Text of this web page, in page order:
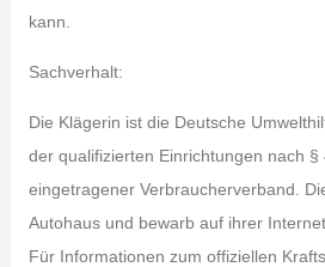
kann.
Sachverhalt:
Die Klägerin ist die Deutsche
der qualifizierten Einrichtungen nach §
eingetragener Verbraucherverband.
Autohaus und bewarb auf ihrer
Für Informationen zum offiziellen